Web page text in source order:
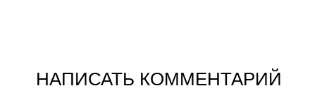
НАПИСАТЬ КОММЕНТАРИЙ